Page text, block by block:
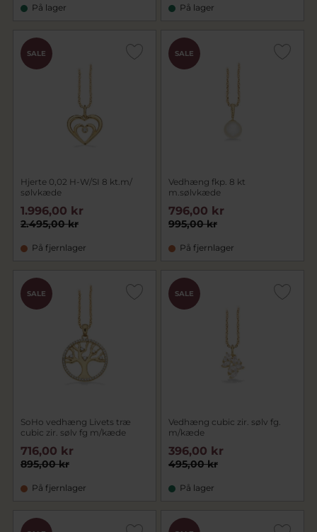
På lager På lager
SALE
Hjerte 0,02 H-W/SI 8 kt.m/
sølvkæde
2.495,00 kr
1.996,00 kr
På fjernlager
SALE
Vedhæng fkp. 8 kt
m.sølvkæde
995,00 kr
796,00 kr
På fjernlager
SALE
SoHo vedhæng Livets træ
cubic zir. sølv fg m/kæde
895,00 kr
716,00 kr
På fjernlager
SALE
Vedhæng cubic zir. sølv fg.
m/kæde
495,00 kr
396,00 kr
På lager